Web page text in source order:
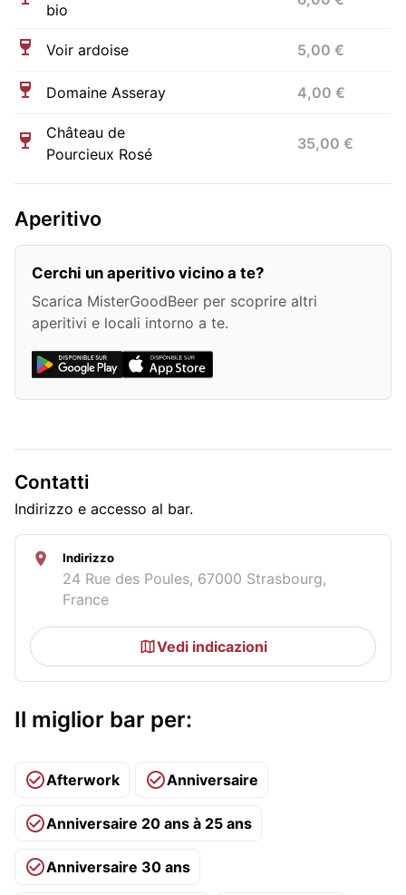
bio
Voir ardoise 5,00 €
Domaine Asseray 4,00 €
Château de
Pourcieux Rosé
35,00 €
Aperitivo
Cerchi un aperitivo vicino a te?
Scarica MisterGoodBeer per scoprire altri
aperitivi e locali intorno a te.
Contatti
Indirizzo e accesso al bar.
Indirizzo
24 Rue des Poules, 67000 Strasbourg,
France
Vedi indicazioni
Il miglior bar per:
Afterwork Anniversaire
Anniversaire 20 ans à 25 ans
Anniversaire 30 ans